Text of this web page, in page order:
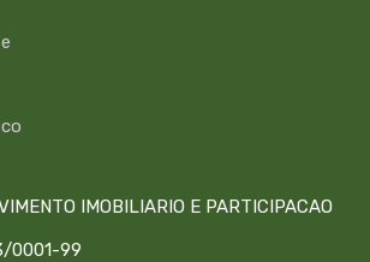
IMOBILIARIO E PARTICIPACAO
0001-99